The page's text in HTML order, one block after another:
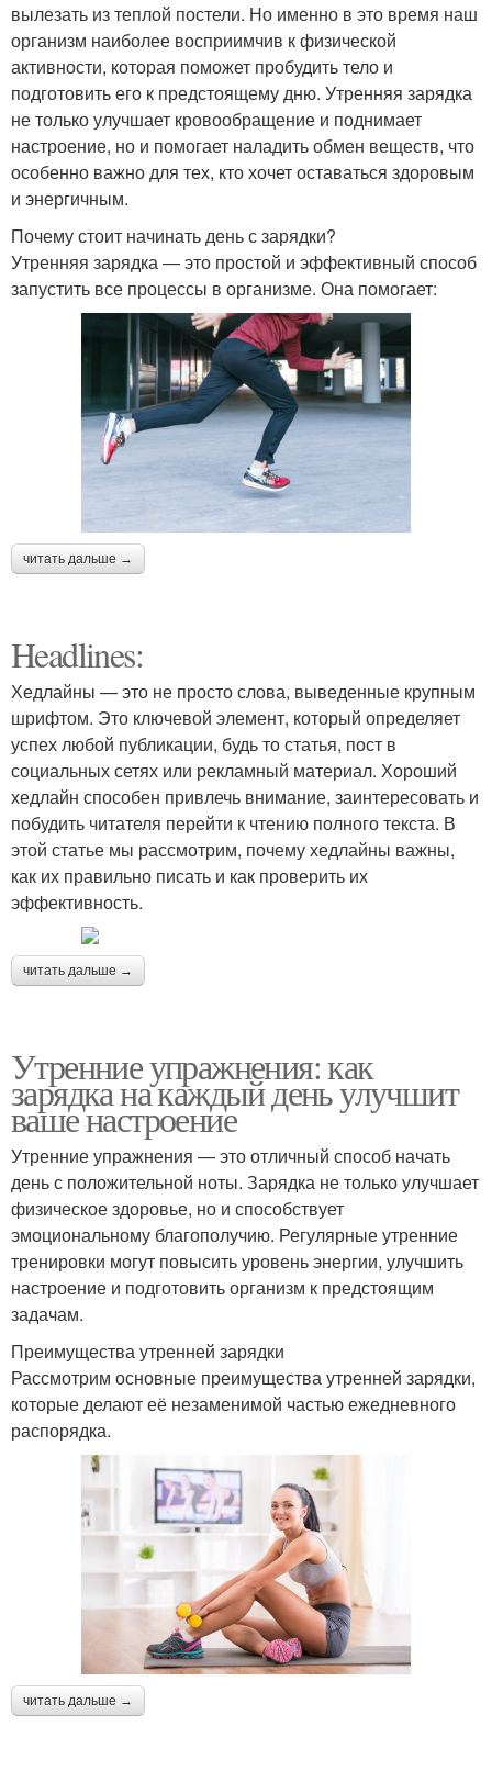
вылезать из теплой постели. Но именно в это время наш
организм наиболее восприимчив к физической
активности, которая поможет пробудить тело и
подготовить его к предстоящему дню. Утренняя зарядка
не только улучшает кровообращение и поднимает
настроение, но и помогает наладить обмен веществ, что
особенно важно для тех, кто хочет оставаться здоровым
и энергичным.
Почему стоит начинать день с зарядки?
Утренняя зарядка — это простой и эффективный способ
запустить все процессы в организме. Она помогает:
читать дальше →
Headlines:
Хедлайны — это не просто слова, выведенные крупным
шрифтом. Это ключевой элемент, который определяет
успех любой публикации, будь то статья, пост в
социальных сетях или рекламный материал. Хороший
хедлайн способен привлечь внимание, заинтересовать и
побудить читателя перейти к чтению полного текста. В
этой статье мы рассмотрим, почему хедлайны важны,
как их правильно писать и как проверить их
эффективность.
читать дальше →
Утренние упражнения: как
зарядка на каждый день улучшит
ваше настроение
Утренние упражнения — это отличный способ начать
день с положительной ноты. Зарядка не только улучшает
физическое здоровье, но и способствует
эмоциональному благополучию. Регулярные утренние
тренировки могут повысить уровень энергии, улучшить
настроение и подготовить организм к предстоящим
задачам.
Преимущества утренней зарядки
Рассмотрим основные преимущества утренней зарядки,
которые делают её незаменимой частью ежедневного
распорядка.
читать дальше →